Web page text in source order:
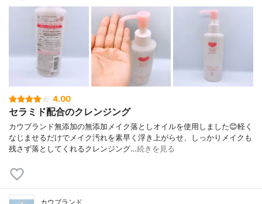
4.00
セラミド配合のクレンジング
カウブランド無添加の無添加メイク落としオイルを使用しました😊軽く
なじませるだけでメイク汚れを素早く浮き上がらせ、しっかりメイクも
残さず落としてくれるクレンジング…続きを見る
カウブランド